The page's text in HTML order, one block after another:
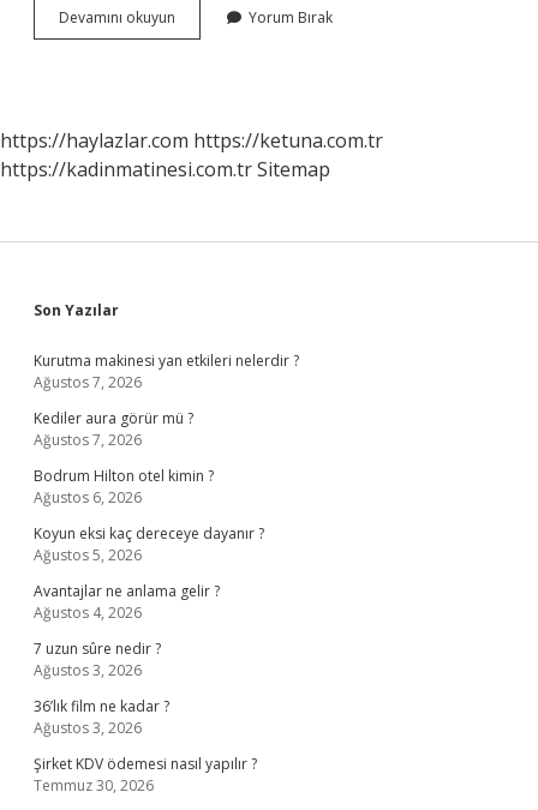
Devamını okuyun
Hangi
Yorum Bırak
https://haylazlar.com https://ketuna.com.tr
https://kadinmatinesi.com.trSitemap
Sidebar
Son Yazılar
Kurutma makinesi yan etkileri nelerdir ?
Ağustos 7, 2026
Kediler aura görür mü ?
Ağustos 7, 2026
Bodrum Hilton otel kimin ?
Ağustos 6, 2026
Koyun eksi kaç dereceye dayanır ?
Ağustos 5, 2026
Avantajlar ne anlama gelir ?
Ağustos 4, 2026
7 uzun sûre nedir ?
Ağustos 3, 2026
36’lık film ne kadar ?
Ağustos 3, 2026
Şirket KDV ödemesi nasıl yapılır ?
Temmuz 30, 2026